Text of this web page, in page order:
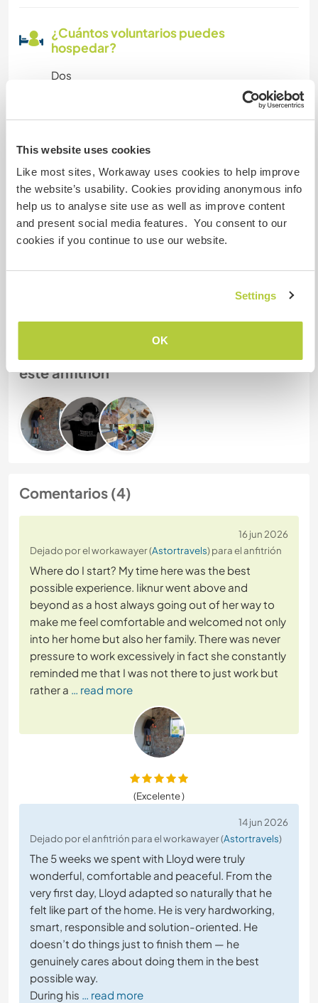
This website uses cookies
Like most sites, Workaway uses cookies to help improve
the website’s usability. Cookies providing anonymous info
help us to analyse site use as well as improve content
and present social media features. You consent to our
cookies if you continue to use our website.
Settings
OK
¿Cuántos voluntarios puedes
hospedar?
Dos
Papişko
Habla con usuarios que han visitado a
este anfitrión
Comentarios (4)
16 jun 2026
Dejado por el workawayer (Astortravels) para el anfitrión
Where do I start? My time here was the best
possible experience. Iiknur went above and
beyond as a host always going out of her way to
make me feel comfortable and welcomed not only
into her home but also her family. There was never
pressure to work excessively in fact she constantly
reminded me that I was not there to just work but
rather a … read more
(Excelente )
14 jun 2026
Dejado por el anfitrión para el workawayer (Astortravels)
The 5 weeks we spent with Lloyd were truly
wonderful, comfortable and peaceful. From the
very first day, Lloyd adapted so naturally that he
felt like part of the home. He is very hardworking,
smart, responsible and solution-oriented. He
doesn’t do things just to finish them — he
genuinely cares about doing them in the best
possible way.
During his … read more